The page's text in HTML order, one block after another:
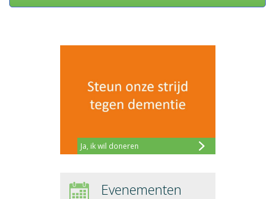
Ja, ik wil doneren
Evenementen